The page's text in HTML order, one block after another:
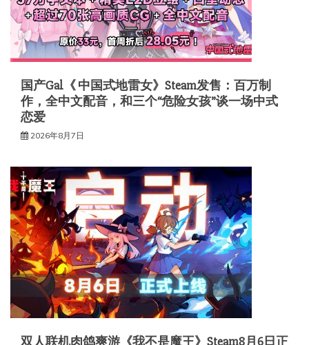
国产Gal《 中国式地雷女》Steam发售：百万制
作，全中文配音，和三个“危险女孩”谈一场中式
恋爱
2026年8月7日
双人联机肉鸽爽游《我不是魔王》Steam8月6日正